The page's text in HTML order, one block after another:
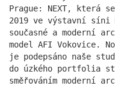
Prague: NEXT, která
2019 ve výstavní síni
současné a moderní
model AFI Vokovice.
je podepsáno naše
do úzkého portfolia
směřováním moderní